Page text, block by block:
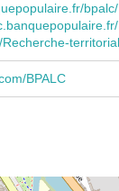
bpalc/
BPALC